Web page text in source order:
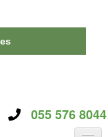
055 576 8044